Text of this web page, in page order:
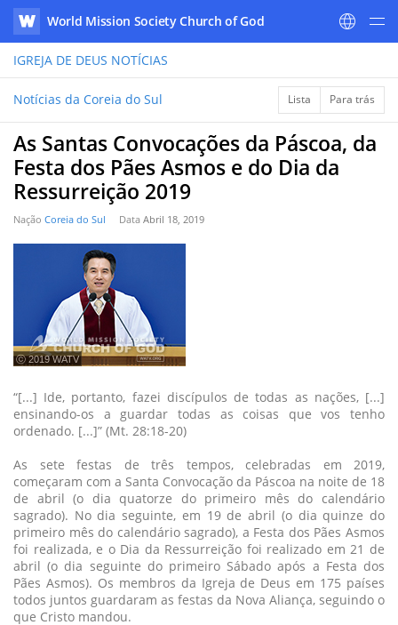
WATV
World Mission Society Church of God
IGREJA DE DEUS NOTÍCIAS
Notícias da Coreia do Sul Lista Para trás
As Santas Convocações da Páscoa, da
Festa dos Pães Asmos e do Dia da
Ressurreição 2019
Nação Coreia do Sul Data Abril 18, 2019
ⓒ 2019 WATV
“[...] Ide, portanto, fazei discípulos de todas as nações, [...]
ensinando-os a guardar todas as coisas que vos tenho
ordenado. [...]” (Mt. 28:18-20)
As sete festas de três tempos, celebradas em 2019,
começaram com a Santa Convocação da Páscoa na noite de 18
de abril (o dia quatorze do primeiro mês do calendário
sagrado). No dia seguinte, em 19 de abril (o dia quinze do
primeiro mês do calendário sagrado), a Festa dos Pães Asmos
foi realizada, e o Dia da Ressurreição foi realizado em 21 de
abril (o dia seguinte do primeiro Sábado após a Festa dos
Pães Asmos). Os membros da Igreja de Deus em 175 países
todos juntos guardaram as festas da Nova Aliança, seguindo o
que Cristo mandou.